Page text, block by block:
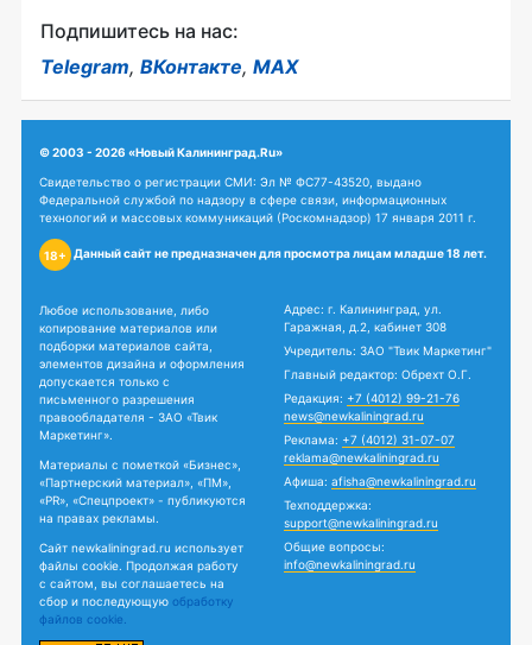
Подпишитесь на нас:
Telegram, ВКонтакте, MAX
© 2003 - 2026 «Новый Калининград.Ru»
Свидетельство о регистрации СМИ: Эл № ФС77-43520, выдано
Федеральной службой по надзору в сфере связи, информационных
технологий и массовых коммуникаций (Роскомнадзор) 17 января 2011 г.
18+ Данный сайт не предназначен для просмотра лицам младше 18 лет.
Любое использование, либо
копирование материалов или
подборки материалов сайта,
элементов дизайна и оформления
допускается только с
письменного разрешения
правообладателя - ЗАО «Твик
Маркетинг».
Материалы с пометкой «Бизнес»,
«Партнерский материал», «ПМ»,
«PR», «Спецпроект» - публикуются
на правах рекламы.
Сайт newkaliningrad.ru использует
файлы cookie. Продолжая работу
с сайтом, вы соглашаетесь на
сбор и последующую обработку
файлов cookie.
Адрес: г. Калининград, ул.
Гаражная, д.2, кабинет 308
Учредитель: ЗАО "Твик Маркетинг"
Главный редактор: Обрехт О.Г.
Редакция: +7 (4012) 99-21-76
news@newkaliningrad.ru
Реклама: +7 (4012) 31-07-07
reklama@newkaliningrad.ru
Афиша: afisha@newkaliningrad.ru
Техподдержка:
support@newkaliningrad.ru
Общие вопросы:
info@newkaliningrad.ru